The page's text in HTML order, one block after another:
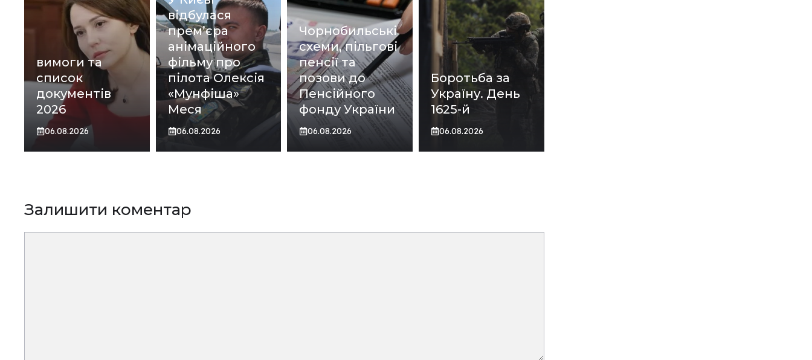
вимоги та
список
документів
2026
06.08.2026
відбулася
прем’єра
анімаційного
фільму про
пілота Олексія
«Мунфіша»
Меся
06.08.2026
Чорнобильські
схеми, пільгові
пенсії та
позови до
Пенсійного
фонду України
06.08.2026
Боротьба за
Україну. День
1625-й
06.08.2026
Залишити коментар